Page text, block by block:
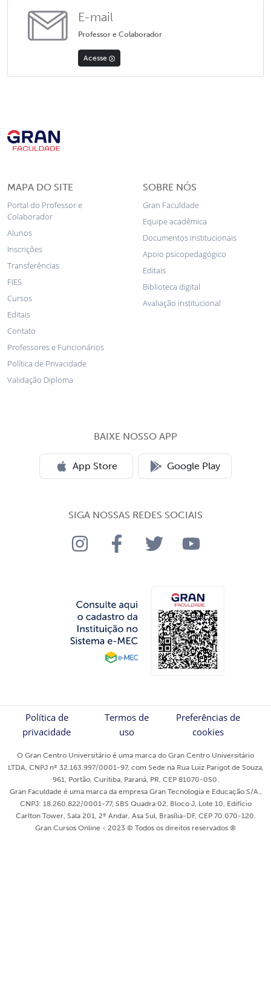
E-mail
Professor e Colaborador
Acesse
MAPA DO SITE
Portal do Professor e
Colaborador
Alunos
Inscrições
Transferências
FIES
Cursos
Editais
Contato
Professores e Funcionários
Política de Privacidade
Validação Diploma
SOBRE NÓS
Gran Faculdade
Equipe acadêmica
Documentos institucionais
Apoio psicopedagógico
Editais
Biblioteca digital
Avaliação institucional
BAIXE NOSSO APP
App Store Google Play
SIGA NOSSAS REDES SOCIAIS
Política de
privacidade
Termos de
uso
Preferências de
cookies
O Gran Centro Universitário é uma marca do Gran Centro Universitário
LTDA, CNPJ nº 32.163.997/0001-97, com Sede na Rua Luiz Parigot de Souza,
961, Portão, Curitiba, Paraná, PR, CEP 81070-050.
Gran Faculdade é uma marca da empresa Gran Tecnologia e Educação S/A.,
CNPJ: 18.260.822/0001-77, SBS Quadra 02, Bloco J, Lote 10, Edifício
Carlton Tower, Sala 201, 2º Andar, Asa Sul, Brasília-DF, CEP 70.070-120.
Gran Cursos Online - 2023 © Todos os direitos reservados ®